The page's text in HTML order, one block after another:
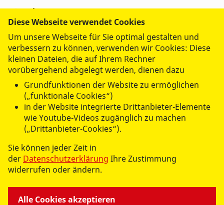
Wünschewagen
UNSERE ANGEBOTE
Diese Webseite verwendet Cookies
Um unsere Webseite für Sie optimal gestalten und
verbessern zu können, verwenden wir Cookies: Diese
kleinen Dateien, die auf Ihrem Rechner
vorübergehend abgelegt werden, dienen dazu
Grundfunktionen der Website zu ermöglichen
(„funktionale Cookies“)
in der Website integrierte Drittanbieter-Elemente
wie Youtube-Videos zugänglich zu machen
(„Drittanbieter-Cookies“).
Sie können jeder Zeit in
der Datenschutzerklärung Ihre Zustimmung
widerrufen oder ändern.
Alle Cookies akzeptieren